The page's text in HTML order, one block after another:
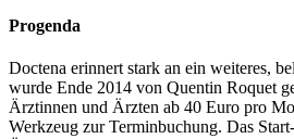
Progenda
Doctena erinnert stark an ein weiteres,
wurde Ende 2014 von Quentin Roquet
Ärztinnen und Ärzten ab 40 Euro pro
Werkzeug zur Terminbuchung. Das